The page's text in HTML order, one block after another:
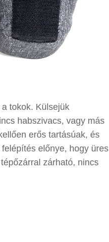
tokok. Külsejük
habszivacs, vagy más
erős tartásúak, és
előnye, hogy üres
zárható, nincs